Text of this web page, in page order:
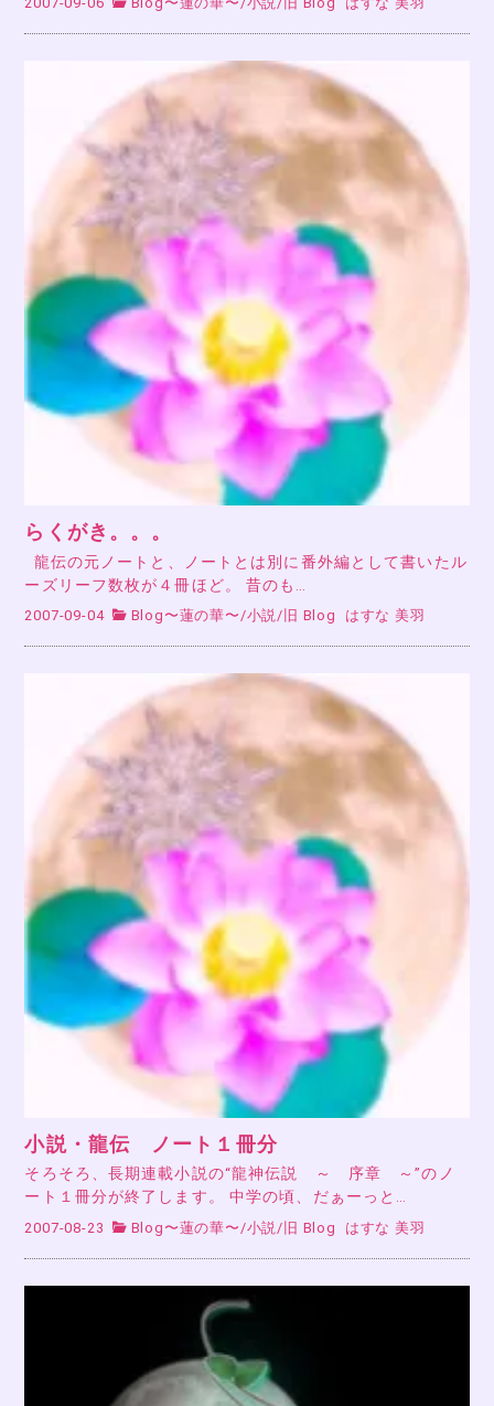
らくがき。。。
龍伝の元ノートと、ノートとは別に番外編として書いたル
ーズリーフ数枚が４冊ほど。 昔のも…
2007-09-04 Blog〜蓮の華〜 /小説 / 旧 Blog はすな 美羽
小説・龍伝 ノート１冊分
そろそろ、長期連載小説の“龍神伝説 ～ 序章 ～”のノ
ート１冊分が終了します。 中学の頃、だぁーっと…
2007-08-23 Blog〜蓮の華〜 /小説 / 旧 Blog はすな 美羽